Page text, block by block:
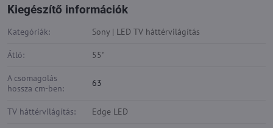
Kiegészítő információk
Kategóriák: Sony | LED TV háttérvilágítás
Átló: 55"
A csomagolás
hossza cm-ben:
63
TV háttérvilágítás: Edge LED